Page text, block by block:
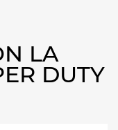
LA
DUTY